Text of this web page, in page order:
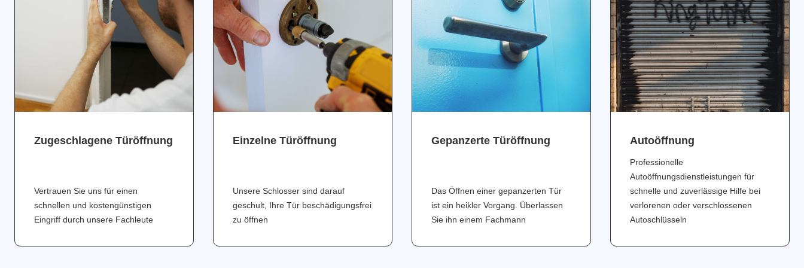
Zugeschlagene Türöffnung
Vertrauen Sie uns für einen
schnellen und kostengünstigen
Eingriff durch unsere Fachleute
Einzelne Türöffnung
Unsere Schlosser sind darauf
geschult, Ihre Tür beschädigungsfrei
zu öffnen
Gepanzerte Türöffnung
Das Öffnen einer gepanzerten Tür
ist ein heikler Vorgang. Überlassen
Sie ihn einem Fachmann
Аutoöffnung
Professionelle
Autoöffnungsdienstleistungen für
schnelle und zuverlässige Hilfe bei
verlorenen oder verschlossenen
Autoschlüsseln